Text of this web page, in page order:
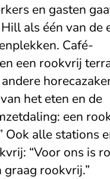
en gasten
als één van de
Café-
een rookvrij
het eten en de
een
Ook alle stations
“Voor ons is
rookvrij.”